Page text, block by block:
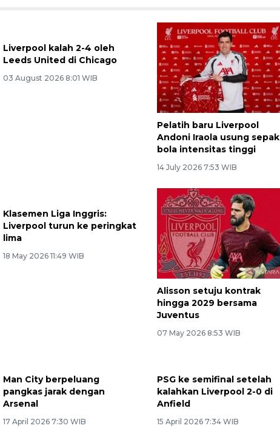
Liverpool kalah 2-4 oleh
Leeds United di Chicago
03 August 2026 8:01 WIB
Pelatih baru Liverpool
Andoni Iraola usung sepak
bola intensitas tinggi
14 July 2026 7:53 WIB
Klasemen Liga Inggris:
Liverpool turun ke peringkat
lima
18 May 2026 11:49 WIB
Alisson setuju kontrak
hingga 2029 bersama
Juventus
07 May 2026 8:53 WIB
Man City berpeluang
pangkas jarak dengan
Arsenal
17 April 2026 7:30 WIB
PSG ke semifinal setelah
kalahkan Liverpool 2-0 di
Anfield
15 April 2026 7:34 WIB